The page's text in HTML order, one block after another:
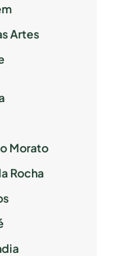
Artes
Morato
Rocha